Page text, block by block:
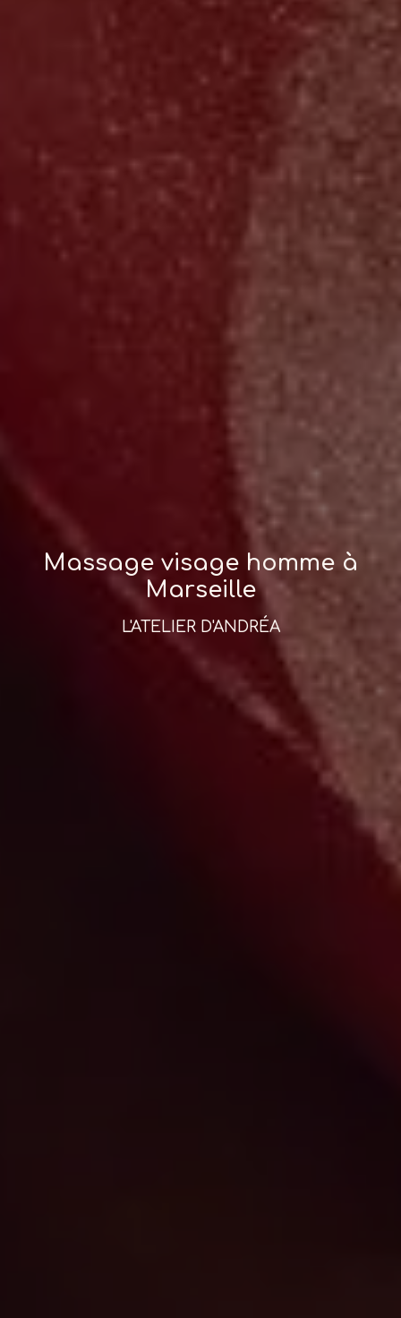
Massage visage homme à
Marseille
L'ATELIER D'ANDRÉA